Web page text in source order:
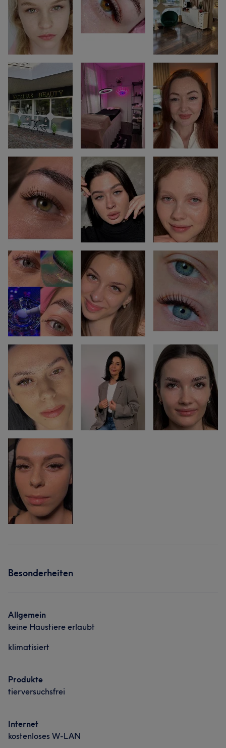
Besonderheiten
Allgemein
keine Haustiere erlaubt
klimatisiert
Produkte
tierversuchsfrei
Internet
kostenloses W-LAN